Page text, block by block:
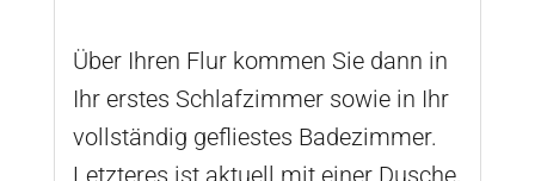
Über Ihren Flur kommen Sie dann in
Ihr erstes Schlafzimmer sowie in Ihr
vollständig gefliestes Badezimmer.
Letzteres ist aktuell mit einer Dusche,